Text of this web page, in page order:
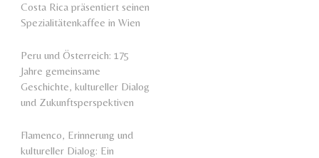
Costa Rica präsentiert seinen
Spezialitätenkaffee in Wien
Peru und Österreich: 175
Jahre gemeinsame
Geschichte, kultureller Dialog
und Zukunftsperspektiven
Flamenco, Erinnerung und
kultureller Dialog: Ein